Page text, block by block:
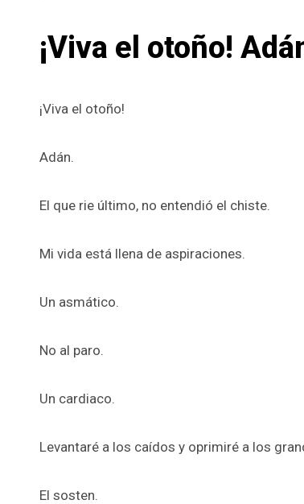
¡Viva el otoño!
¡Viva el otoño!
Adán.
El que rie último, no entendió el chiste.
Mi vida está llena de aspiraciones.
Un asmático.
No al paro.
Un cardiaco.
Levantaré a los caídos y oprimiré a los
El sosten.